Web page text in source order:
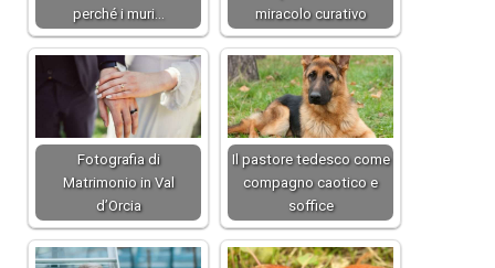
perché i muri…
miracolo curativo
Fotografia di
Matrimonio in Val
d’Orcia
Il pastore tedesco come
compagno caotico e
soffice